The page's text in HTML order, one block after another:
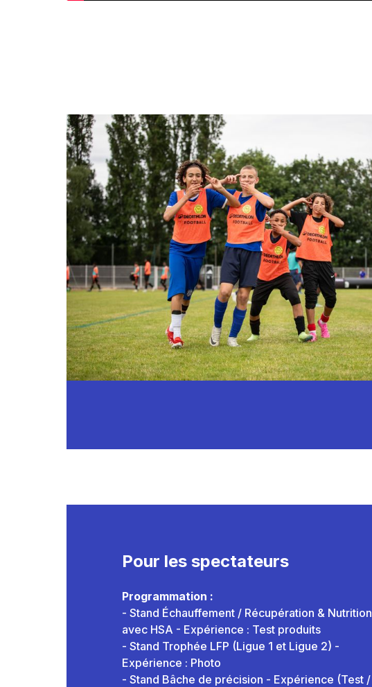
Pour les spectateurs
Programmation :
- Stand Échauffement / Récupération & Nutrition
avec HSA - Expérience : Test produits
- Stand Trophée LFP (Ligue 1 et Ligue 2) -
Expérience : Photo
- Stand Bâche de précision - Expérience (Test /